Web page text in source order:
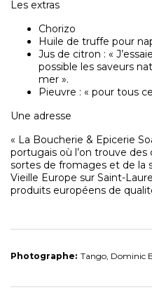
Les extras
Chorizo
Huile de truffe pour
Jus de citron : «
possible les saveurs
mer ».
Pieuvre : « pour tous
Une adresse
« La Boucherie & Epicerie
portugais où l’on trouve
sortes de fromages et de la
Vieille Europe sur Saint-
produits européens de
Photographe: Tango, Dominic